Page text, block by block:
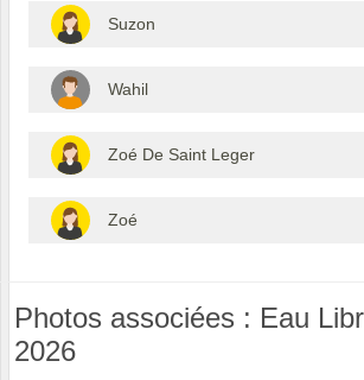
Suzon
Wahil
Zoé De Saint Leger
Zoé
Photos associées : Eau
2026